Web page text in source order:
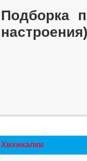
Подборка
Хихикалки